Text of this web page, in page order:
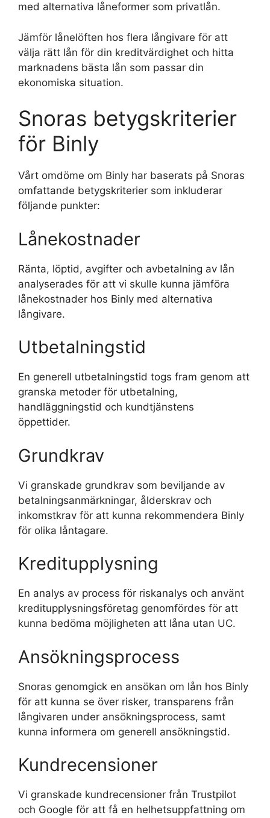
med alternativa låneformer som privatlån.
Jämför lånelöften hos flera långivare för att
välja rätt lån för din kreditvärdighet och hitta
marknadens bästa lån som passar din
ekonomiska situation.
Snoras betygskriterier
för Binly
Vårt omdöme om Binly har baserats på Snoras
omfattande betygskriterier som inkluderar
följande punkter:
Lånekostnader
Ränta, löptid, avgifter och avbetalning av lån
analyserades för att vi skulle kunna jämföra
lånekostnader hos Binly med alternativa
långivare.
Utbetalningstid
En generell utbetalningstid togs fram genom att
granska metoder för utbetalning,
handläggningstid och kundtjänstens
öppettider.
Grundkrav
Vi granskade grundkrav som beviljande av
betalningsanmärkningar, ålderskrav och
inkomstkrav för att kunna rekommendera Binly
för olika låntagare.
Kreditupplysning
En analys av process för riskanalys och använt
kreditupplysningsföretag genomfördes för att
kunna bedöma möjligheten att låna utan UC.
Ansökningsprocess
Snoras genomgick en ansökan om lån hos Binly
för att kunna se över risker, transparens från
långivaren under ansökningsprocess, samt
kunna informera om generell ansökningstid.
Kundrecensioner
Vi granskade kundrecensioner från Trustpilot
och Google för att få en helhetsuppfattning om